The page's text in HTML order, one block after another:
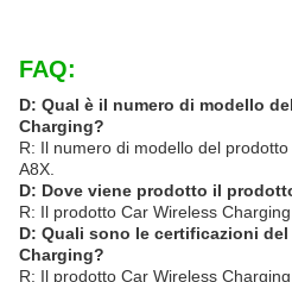
FAQ:
D: Qual è il numero di modello
Charging?
R: Il numero di modello del
A8X.
D: Dove viene prodotto il
R: Il prodotto Car Wireless
D: Quali sono le certificazioni
Charging?
R: Il prodotto Car Wireless